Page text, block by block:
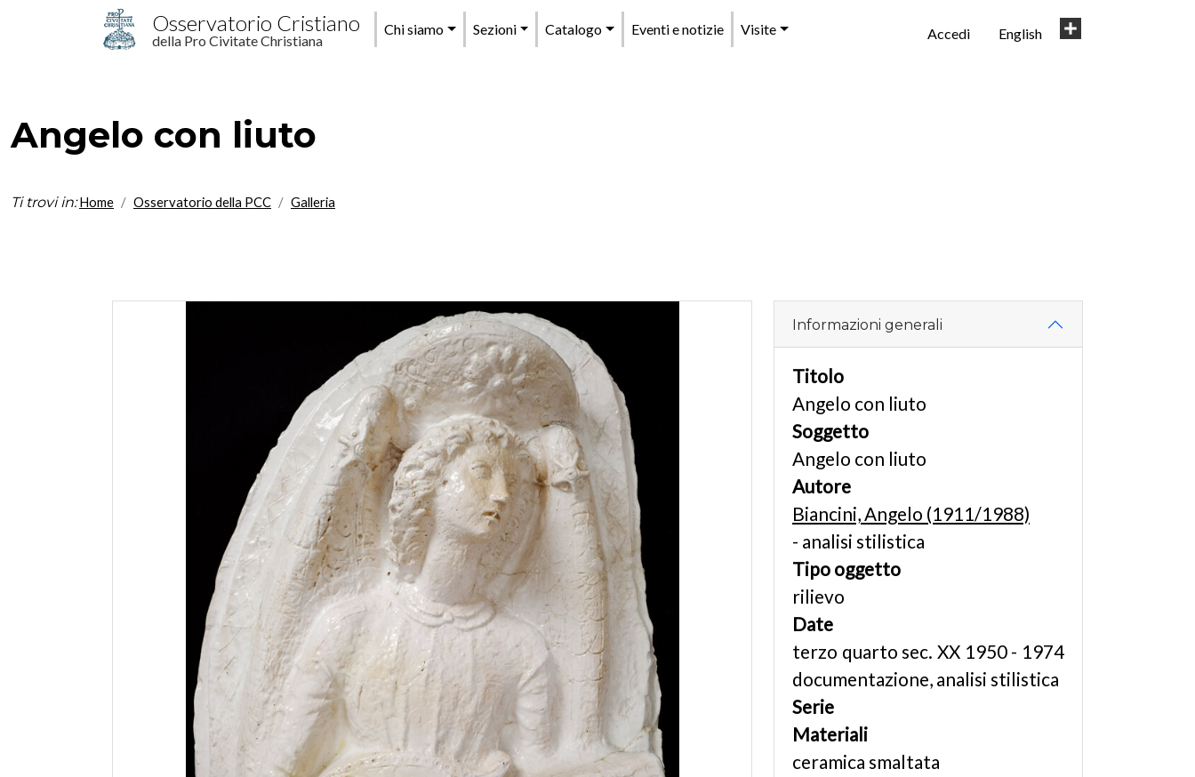
Salta al contenuto principale
Osservatorio Cristiano
della Pro Civitate Christiana
Menu
principale
Chi siamo Sezioni Catalogo Eventi e notizie Visite
User
Accedi English
Angelo con liuto
Ti trovi in: Home Osservatorio della PCC Galleria
Informazioni generali
Titolo
Angelo con liuto
Soggetto
Angelo con liuto
Autore
Biancini, Angelo (1911/1988)
- analisi stilistica
Tipo oggetto
rilievo
Date
terzo quarto sec. XX 1950 - 1974
documentazione, analisi stilistica
Serie
Materiali
ceramica smaltata